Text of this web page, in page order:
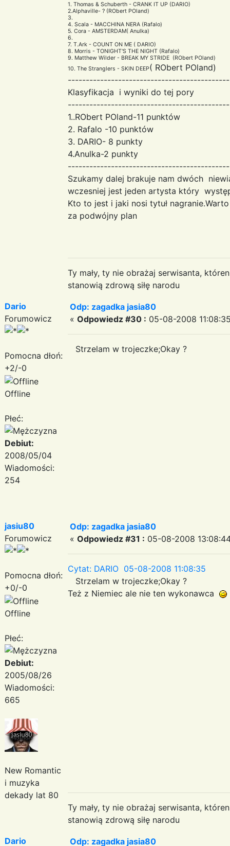
1. Thomas & Schuberth - CRANK IT UP (DARIO)
2.Alphaville- ? (RObert POland)
3.
4. Scala - MACCHINA NERA (Rafalo)
5. Cora - AMSTERDAM( Anulka)
6.
7. T.Ark - COUNT ON ME ( DARIO)
8. Morris - TONIGHT'S THE NIGHT (Rafalo)
9. Matthew Wilder - BREAK MY STRIDE (RObert POland)
10. The Stranglers - SKIN DEEP( RObert POland)
Klasyfikacja i wyniki do tej pory
1..RObert POland-11 punktów
2. Rafalo -10 punktów
3. DARIO- 8 punkty
4.Anulka-2 punkty
Szukamy dalej brakuje nam dwóch
wczesniej jest jeden artysta który
Kto to jest i jaki nosi tytuł
za podwójny plan
Ty mały, ty nie obrażaj serwisanta,
stanowią zdrową siłę narodu
Dario
Forumowicz
Pomocna dłoń:
+2/-0
Offline
Płeć:
Debiut:
2008/05/04
Wiadomości:
254
Odp: zagadka jasia80
« Odpowiedz #30 : 05-08-2008
Strzelam w trojeczke;Okay ?
jasiu80
Forumowicz
Pomocna dłoń:
+0/-0
Offline
Płeć:
Debiut:
2005/08/26
Wiadomości:
665
New Romantic
i muzyka
dekady lat 80
Odp: zagadka jasia80
« Odpowiedz #31 : 05-08-2008
Cytat: DARIO 05-08-2008 11:08:35
Strzelam w trojeczke;Okay ?
Też z Niemiec ale nie ten wykonawca
Ty mały, ty nie obrażaj serwisanta,
stanowią zdrową siłę narodu
Dario Odp: zagadka jasia80